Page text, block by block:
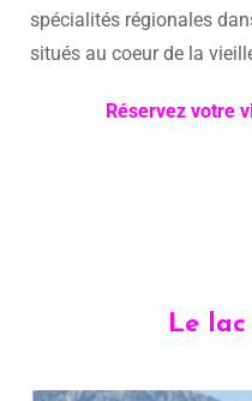
spécialités régionales
situés au coeur de la
Réservez votre
Le lac